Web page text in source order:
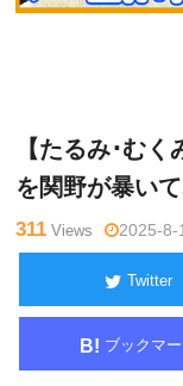
【たるみ･む
を関野が暴いて
311 Views 2025-8-
Twitter
B! ブックマー